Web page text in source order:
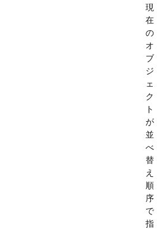
現
在
の
オ
ブ
ジ
ェ
ク
ト
が
並
べ
替
え
順
序
で
指